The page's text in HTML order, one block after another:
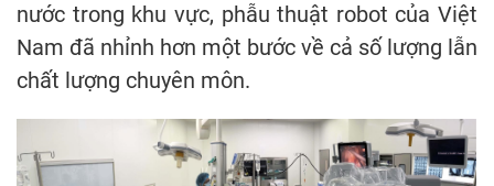
nước trong khu vực, phẫu thuật robot của Việt
Nam đã nhỉnh hơn một bước về cả số lượng lẫn
chất lượng chuyên môn.